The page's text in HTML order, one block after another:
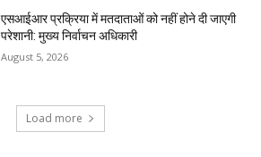
एसआईआर प्रक्रिया में मतदाताओं को नहीं होने दी जाएगी
परेशानी: मुख्य निर्वाचन अधिकारी
August 5, 2026
Load more